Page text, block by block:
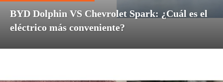
BYD Dolphin VS Chevrolet Spark: ¿Cuál es el
eléctrico más conveniente?